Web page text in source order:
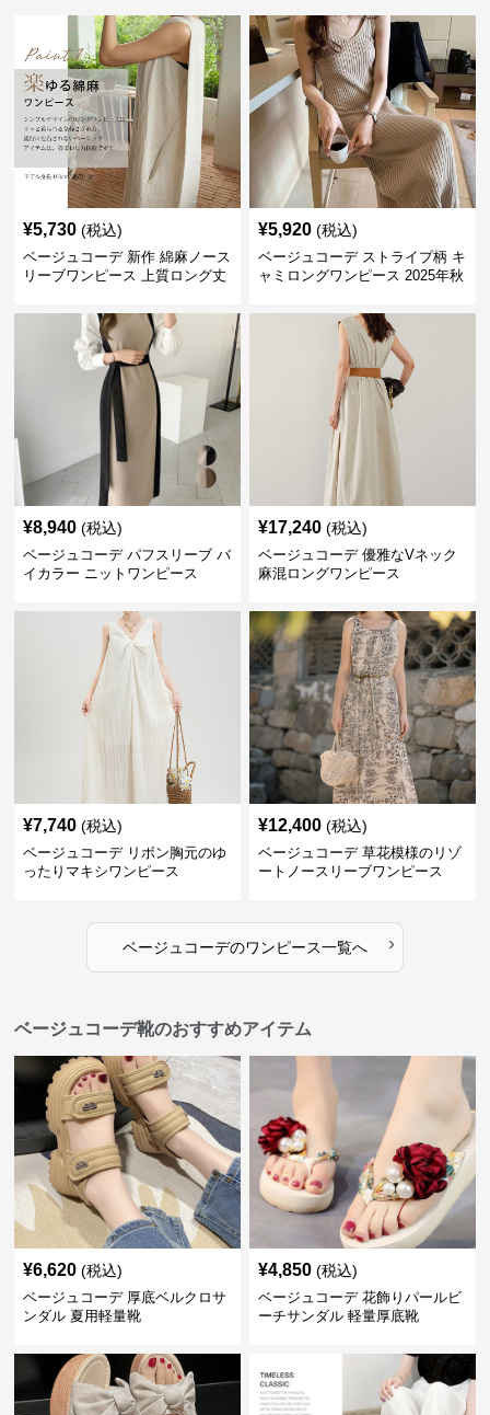
¥5,730 (税込)
ベージュコーデ 新作 綿麻ノース
リーブワンピース 上質ロング丈
¥5,920 (税込)
ベージュコーデ ストライプ柄 キ
ャミロングワンピース 2025年秋
¥8,940 (税込)
ベージュコーデ パフスリーブ バ
イカラー ニットワンピース
¥17,240 (税込)
ベージュコーデ 優雅なVネック
麻混ロングワンピース
¥7,740 (税込)
ベージュコーデ リボン胸元のゆ
ったりマキシワンピース
¥12,400 (税込)
ベージュコーデ 草花模様のリゾ
ートノースリーブワンピース
ベージュコーデのワンピース一覧へ ›
ベージュコーデ靴のおすすめアイテム
¥6,620 (税込)
ベージュコーデ 厚底ベルクロサ
ンダル 夏用軽量靴
¥4,850 (税込)
ベージュコーデ 花飾りパールビ
ーチサンダル 軽量厚底靴